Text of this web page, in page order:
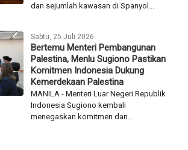
dan sejumlah kawasan di Spanyol...
Sabtu, 25 Juli 2026
Bertemu Menteri Pembangunan
Palestina, Menlu Sugiono Pastikan
Komitmen Indonesia Dukung
Kemerdekaan Palestina
MANILA - Menteri Luar Negeri Republik
Indonesia Sugiono kembali
menegaskan komitmen dan...